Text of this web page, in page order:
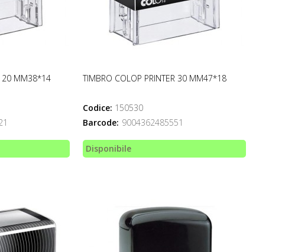
20 MM38*14 TIMBRO COLOP PRINTER 30 MM47*18
Codice: 150530
Barcode: 9004362485551
Disponibile